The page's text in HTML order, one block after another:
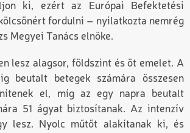
ki, ezért az Európai Befektetési
fordulni – nyilatkozta nemrég
Megyei Tanács elnöke.
lesz alagsor, földszint és öt emelet. A
beutalt betegek számára összesen
el, míg az egy napra beutalt
51 ágyat biztosítanak. Az intenzív
lesz. Nyolc műtőt alakítanak ki, és